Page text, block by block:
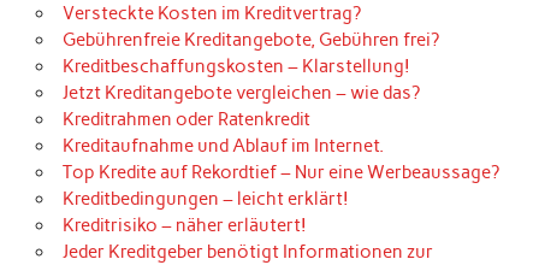
Versteckte Kosten im Kreditvertrag?
Gebührenfreie Kreditangebote, Gebühren frei?
Kreditbeschaffungskosten – Klarstellung!
Jetzt Kreditangebote vergleichen – wie das?
Kreditrahmen oder Ratenkredit
Kreditaufnahme und Ablauf im Internet.
Top Kredite auf Rekordtief – Nur eine Werbeaussage?
Kreditbedingungen – leicht erklärt!
Kreditrisiko – näher erläutert!
Jeder Kreditgeber benötigt Informationen zur